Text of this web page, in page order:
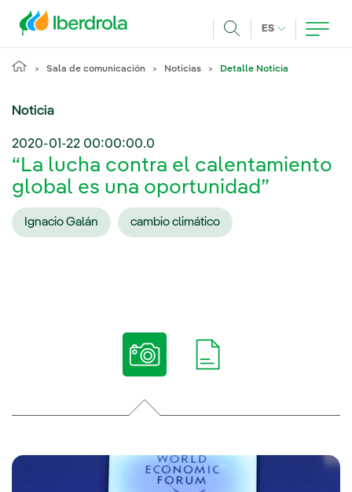
ES IDIOMA
Sala de comunicación Noticias Detalle Noticia
Noticia
2020-01-22 00:00:00.0
“La lucha contra el calentamiento
global es una oportunidad”
Ignacio Galán cambio climático